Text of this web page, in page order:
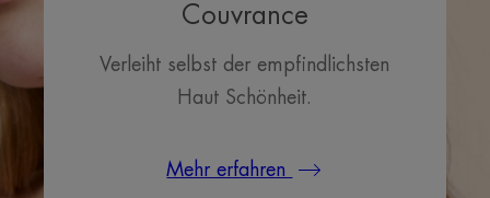
Couvrance
Verleiht selbst der empfindlichsten
Haut Schönheit.
Mehr erfahren